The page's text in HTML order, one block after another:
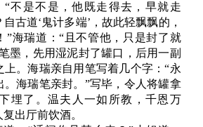
“不是不是，他既走得去，早就走
古道‘鬼计多端’，故此轻飘飘的，
”海瑞道：“且不管他，只是封了就
墨，先用湿泥封了罐口，后用一副
上。海瑞亲自用笔写着几个字：“永
。海瑞笔亲封。”写毕，令人将罐拿
埋了。温夫人一如所教，千恩万
出厅前饮酒。